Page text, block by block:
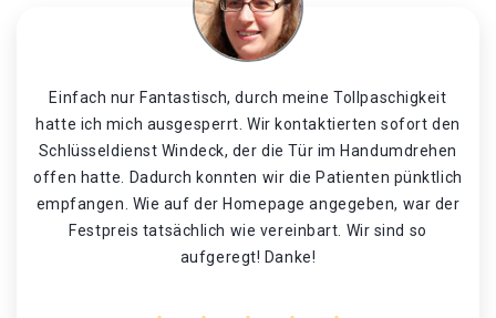
Einfach nur Fantastisch, durch meine Tollpaschigkeit
hatte ich mich ausgesperrt. Wir kontaktierten sofort den
Schlüsseldienst Windeck, der die Tür im Handumdrehen
offen hatte. Dadurch konnten wir die Patienten pünktlich
empfangen. Wie auf der Homepage angegeben, war der
Festpreis tatsächlich wie vereinbart. Wir sind so
aufgeregt! Danke!